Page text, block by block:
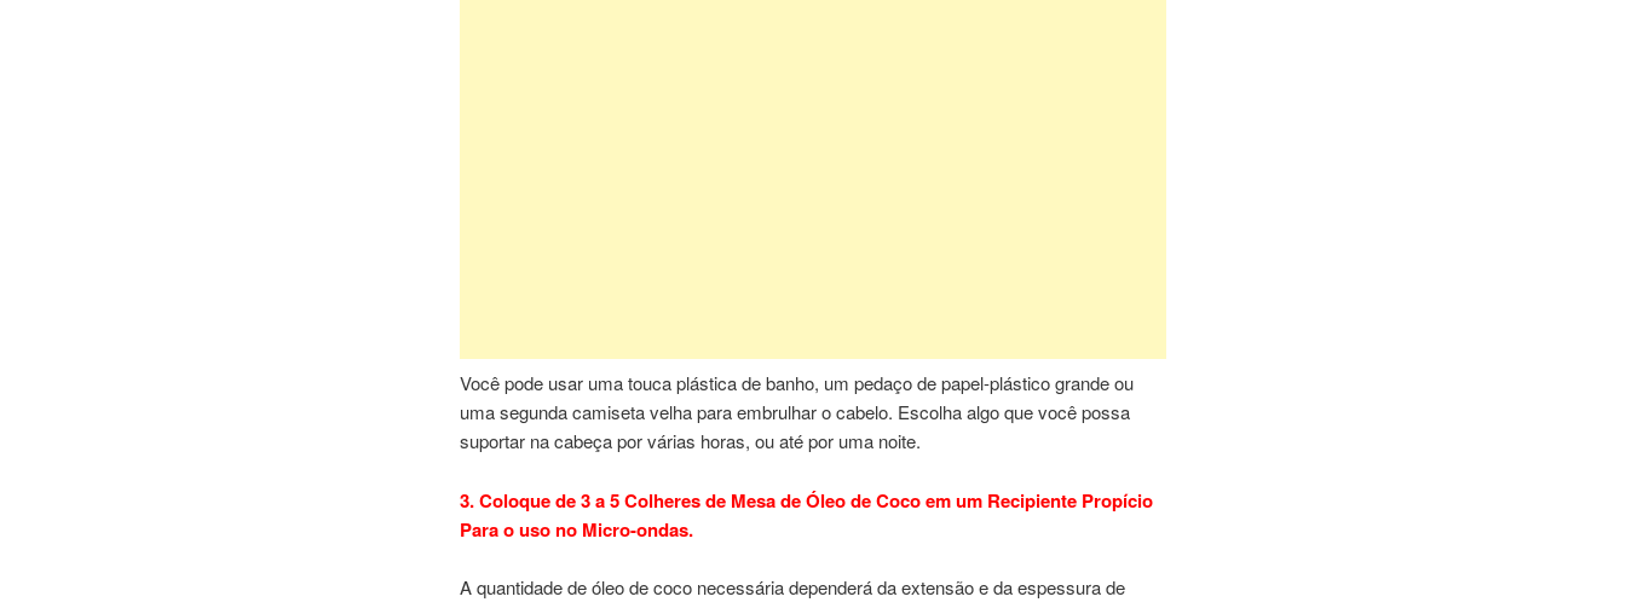
Você pode usar uma touca plástica de banho, um pedaço de papel-plástico grande ou
uma segunda camiseta velha para embrulhar o cabelo. Escolha algo que você possa
suportar na cabeça por várias horas, ou até por uma noite.
3. Coloque de 3 a 5 Colheres de Mesa de Óleo de Coco em um Recipiente Propício
Para o uso no Micro-ondas.
A quantidade de óleo de coco necessária dependerá da extensão e da espessura de